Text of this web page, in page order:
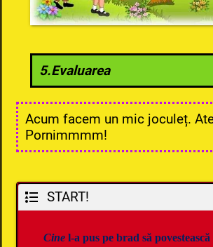
5.Evaluarea
Acum facem un mic joculeț.
Pornimmmm!
START!
Cine l-a pus pe brad să